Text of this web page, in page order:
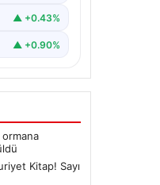
▲ +0.43%
▲ +0.90%
Kitap! Sayı